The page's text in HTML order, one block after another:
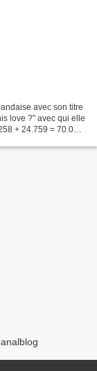
avec son titre
love ?" avec qui elle
+ 24.759 = 70.017)